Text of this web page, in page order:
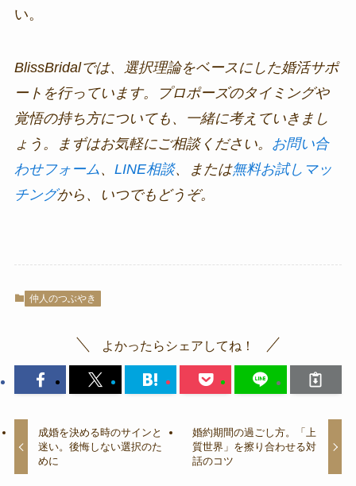
い。
BlissBridalでは、選択理論をベースにした婚活サポ
ートを行っています。プロポーズのタイミングや
覚悟の持ち方についても、一緒に考えていきまし
ょう。まずはお気軽にご相談ください。 お問い合
わせフォーム、 LINE相談、または無料お試しマッ
チングから、いつでもどうぞ。
仲人のつぶやき
よかったらシェアしてね！
成婚を決める時のサインと
迷い。後悔しない選択のた
めに
婚約期間の過ごし方。「上
質世界」を擦り合わせる対
話のコツ